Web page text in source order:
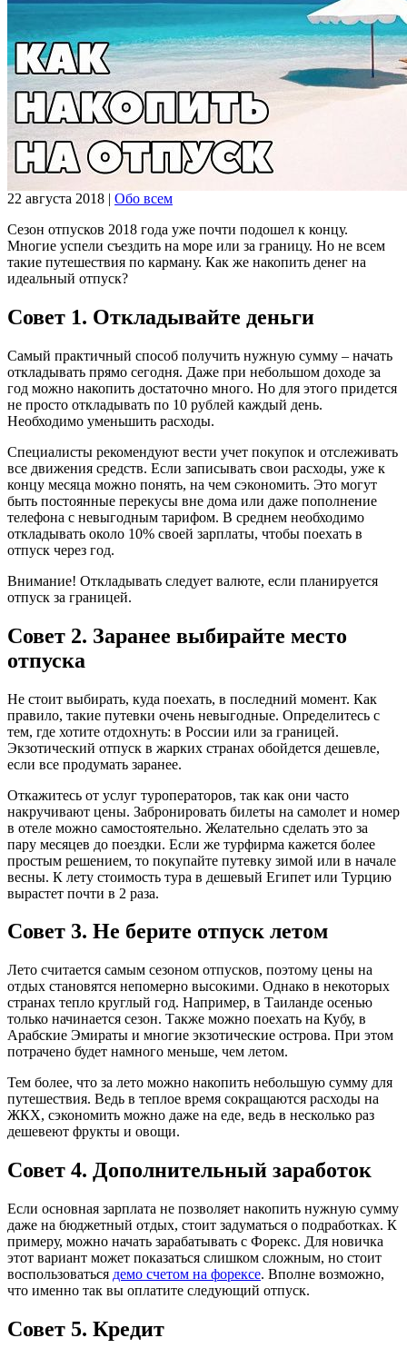
22 августа 2018 | Обо всем
Сезон отпусков 2018 года уже почти подошел к концу.
Многие успели съездить на море или за границу. Но не всем
такие путешествия по карману. Как же накопить денег на
идеальный отпуск?
Совет 1. Откладывайте деньги
Самый практичный способ получить нужную сумму – начать
откладывать прямо сегодня. Даже при небольшом доходе за
год можно накопить достаточно много. Но для этого придется
не просто откладывать по 10 рублей каждый день.
Необходимо уменьшить расходы.
Специалисты рекомендуют вести учет покупок и отслеживать
все движения средств. Если записывать свои расходы, уже к
концу месяца можно понять, на чем сэкономить. Это могут
быть постоянные перекусы вне дома или даже пополнение
телефона с невыгодным тарифом. В среднем необходимо
откладывать около 10% своей зарплаты, чтобы поехать в
отпуск через год.
Внимание! Откладывать следует валюте, если планируется
отпуск за границей.
Совет 2. Заранее выбирайте место
отпуска
Не стоит выбирать, куда поехать, в последний момент. Как
правило, такие путевки очень невыгодные. Определитесь с
тем, где хотите отдохнуть: в России или за границей.
Экзотический отпуск в жарких странах обойдется дешевле,
если все продумать заранее.
Откажитесь от услуг туроператоров, так как они часто
накручивают цены. Забронировать билеты на самолет и номер
в отеле можно самостоятельно. Желательно сделать это за
пару месяцев до поездки. Если же турфирма кажется более
простым решением, то покупайте путевку зимой или в начале
весны. К лету стоимость тура в дешевый Египет или Турцию
вырастет почти в 2 раза.
Совет 3. Не берите отпуск летом
Лето считается самым сезоном отпусков, поэтому цены на
отдых становятся непомерно высокими. Однако в некоторых
странах тепло круглый год. Например, в Таиланде осенью
только начинается сезон. Также можно поехать на Кубу, в
Арабские Эмираты и многие экзотические острова. При этом
потрачено будет намного меньше, чем летом.
Тем более, что за лето можно накопить небольшую сумму для
путешествия. Ведь в теплое время сокращаются расходы на
ЖКХ, сэкономить можно даже на еде, ведь в несколько раз
дешевеют фрукты и овощи.
Совет 4. Дополнительный заработок
Если основная зарплата не позволяет накопить нужную сумму
даже на бюджетный отдых, стоит задуматься о подработках. К
примеру, можно начать зарабатывать с Форекс. Для новичка
этот вариант может показаться слишком сложным, но стоит
воспользоваться демо счетом на форексе. Вполне возможно,
что именно так вы оплатите следующий отпуск.
Совет 5. Кредит